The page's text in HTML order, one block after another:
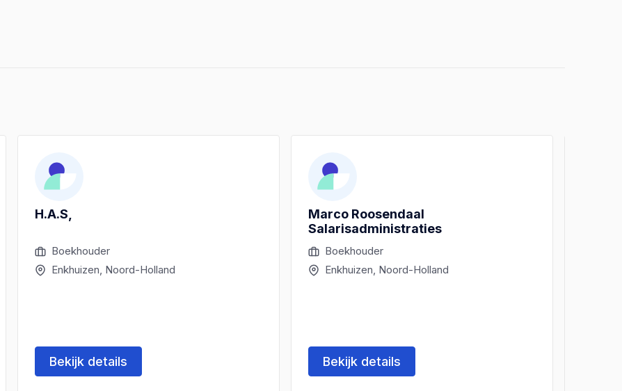
H.A.S,
Boekhouder
Enkhuizen, Noord-Holland
Bekijk details
Marco Roosendaal
Salarisadministraties
Boekhouder
Enkhuizen, Noord-Holland
Bekijk details